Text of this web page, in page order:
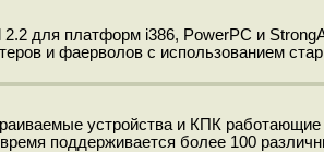
2.2 для платформ i386, PowerPC и
и фаерволов с использованием
устройства и КПК
поддерживается более 100